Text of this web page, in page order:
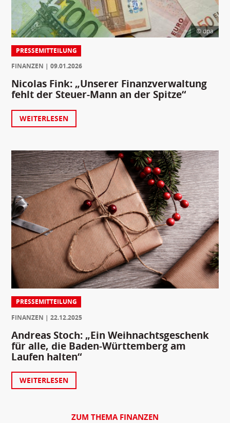
© dpa
PRESSEMITTEILUNG
FINANZEN
09.01.2026
Nicolas Fink: „Unserer Finanzverwaltung
fehlt der Steuer-Mann an der Spitze“
WEITERLESEN
PRESSEMITTEILUNG
FINANZEN
22.12.2025
Andreas Stoch: „Ein Weihnachtsgeschenk
für alle, die Baden-Württemberg am
Laufen halten“
WEITERLESEN
ZUM THEMA FINANZEN